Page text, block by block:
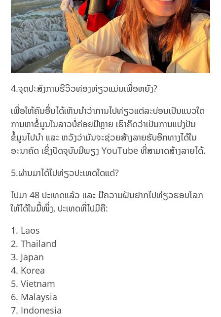
4.ຈຸດປະສົງການຣີວິວທ່ອງທ່ຽວແມ່ນເພື່ອຫຍັງ?
ເພື່ອໃຫ້ຄົນອື່ນໄດ້ເຫັນນຳວ່າການໄປທ່ຽວແຕ່ລະບ່ອນເປັນແນວໃດ
ການຫາຂໍ້ມູນໃນລາວບໍ່ຄ່ອຍມີຫຼາຍ ເຮົາຄິດວ່າເປັນການແບ່ງປັນ
ຂໍ້ມູນໄປນຳ ແລະ ຫວັງວ່າມັນຈະຊ່ວຍສ້າງລາຍຮັບອີກທາງໄດ້ໃນ
ອະນາຄົດ ເຊິ່ງປັດຈຸບັນມີພຽງ YouTube ທີ່ສາມາດສ້າງລາຍໄດ້.
5.ຜ່ານມາໄດ້ໄປທ່ຽວປະເທດໃດແດ່?
ໄປມາ 48 ປະເທດແລ້ວ ແລະ ມີຄວາມຝັນຢາກໄປທ່ຽວຮອບໂລກ
ໃຫ້ໄດ້ໃນມື້ໜຶ່ງ, ປະເທດທີ່ໄປມີຄື:
Laos
Thailand
Japan
Korea
Vietnam
Malaysia
Indonesia